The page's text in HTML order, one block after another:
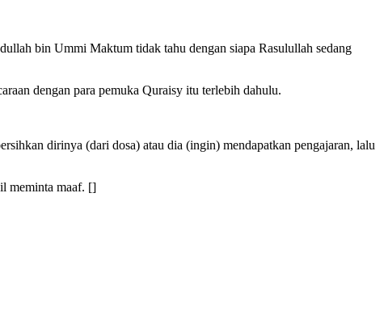
bin Ummi Maktum tidak tahu dengan siapa Rasulullah sedang
dengan para pemuka Quraisy itu terlebih dahulu.
dirinya (dari dosa) atau dia (ingin) mendapatkan pengajaran, lalu
meminta maaf. []